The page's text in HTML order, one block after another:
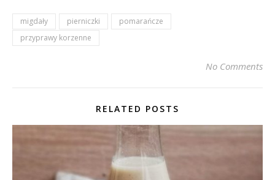
migdały pierniczki
pomarańcze
przyprawy korzenne
No Comments
RELATED POSTS